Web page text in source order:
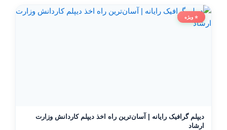
⭐ ویژه
دیپلم گرافیک رایانه | آسان‌ترین راه اخذ دیپلم کاردانش وزارت
ارشاد